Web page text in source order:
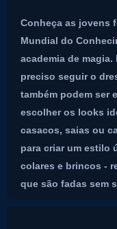
Conheça as jovens
Mundial do
academia de
preciso seguir o
também podem ser
escolher os looks
casacos, saias ou
para criar um estilo
colares e brincos -
que são fadas sem